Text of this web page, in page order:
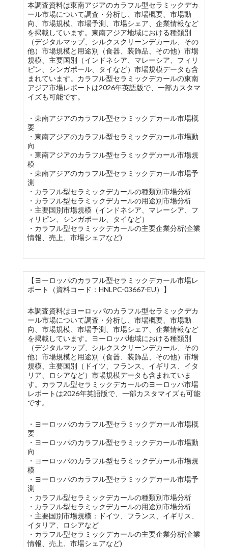
本調査資料は東南アジアのカラフル型セラミックデカ
ール市場について調査・分析し、市場概要、市場動
向、市場規模、市場予測、市場シェア、企業情報など
を掲載しています。東南アジア地域における種類別
（デジタルマップ、シルクスクリーンデカール、その
他）市場規模と用途別（食器、装飾品、その他）市場
規模、主要国別（インドネシア、マレーシア、フィリ
ピン、シンガポール、タイなど）市場規模データも含
まれています。カラフル型セラミックデカールの東南
アジア市場レポートは2026年英語版で、一部カスタマ
イズも可能です。
・東南アジアのカラフル型セラミックデカール市場概
要
・東南アジアのカラフル型セラミックデカール市場動
向
・東南アジアのカラフル型セラミックデカール市場規
模
・東南アジアのカラフル型セラミックデカール市場予
測
・カラフル型セラミックデカールの種類別市場分析
・カラフル型セラミックデカールの用途別市場分析
・主要国別市場規模（インドネシア、マレーシア、フ
ィリピン、シンガポール、タイなど）
・カラフル型セラミックデカールの主要企業分析(企業
情報、売上、市場シェアなど)
【ヨーロッパのカラフル型セラミックデカール市場レ
ポート（資料コード：HNLPC-03667-EU）】
本調査資料はヨーロッパのカラフル型セラミックデカ
ール市場について調査・分析し、市場概要、市場動
向、市場規模、市場予測、市場シェア、企業情報など
を掲載しています。ヨーロッパ地域における種類別
（デジタルマップ、シルクスクリーンデカール、その
他）市場規模と用途別（食器、装飾品、その他）市場
規模、主要国別（ドイツ、フランス、イギリス、イタ
リア、ロシアなど）市場規模データも含まれていま
す。カラフル型セラミックデカールのヨーロッパ市場
レポートは2026年英語版で、一部カスタマイズも可能
です。
・ヨーロッパのカラフル型セラミックデカール市場概
要
・ヨーロッパのカラフル型セラミックデカール市場動
向
・ヨーロッパのカラフル型セラミックデカール市場規
模
・ヨーロッパのカラフル型セラミックデカール市場予
測
・カラフル型セラミックデカールの種類別市場分析
・カラフル型セラミックデカールの用途別市場分析
・主要国別市場規模：ドイツ、フランス、イギリス、
イタリア、ロシアなど
・カラフル型セラミックデカールの主要企業分析(企業
情報、売上、市場シェアなど)